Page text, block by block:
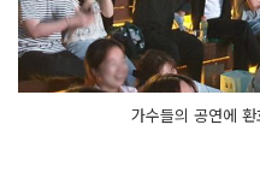
가수들의 공연에